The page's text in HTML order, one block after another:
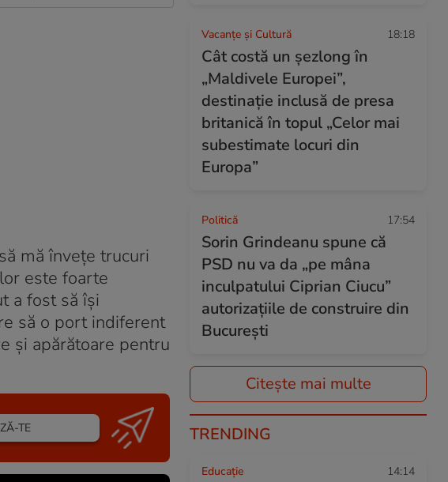
mă învețe trucuri
este foarte
a fost să își
să o port indiferent
și apărătoare pentru
TE
Vacanțe și Cultură 18:18
Cât costă un șezlong în
„Maldivele Europei”,
destinație inclusă de presa
britanică în topul „Celor mai
subestimate locuri din
Europa”
Politică 17:54
Sorin Grindeanu spune că
PSD nu va da „pe mâna
inculpatului Ciprian Ciucu”
autorizațiile de construire din
București
Citește mai multe
TRENDING
Educație 14:14